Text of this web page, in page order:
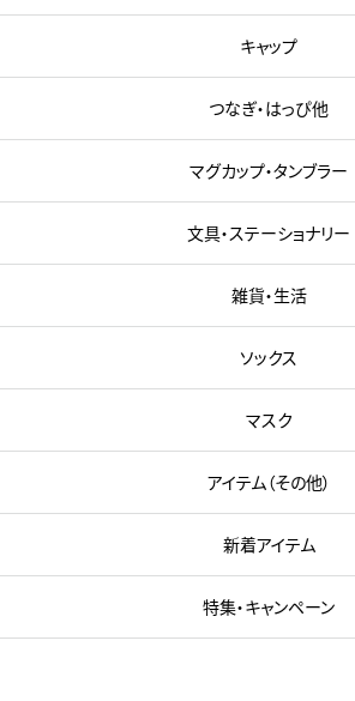
キャップ
つなぎ・はっぴ他
マグカップ・タンブラー
文具・ステーショナリー
雑貨・生活
ソックス
マスク
アイテム（その他）
新着アイテム
特集・キャンペーン